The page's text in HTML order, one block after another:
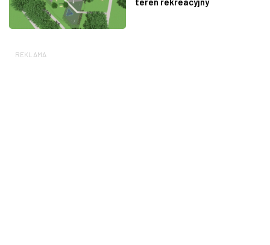
REKLAMA